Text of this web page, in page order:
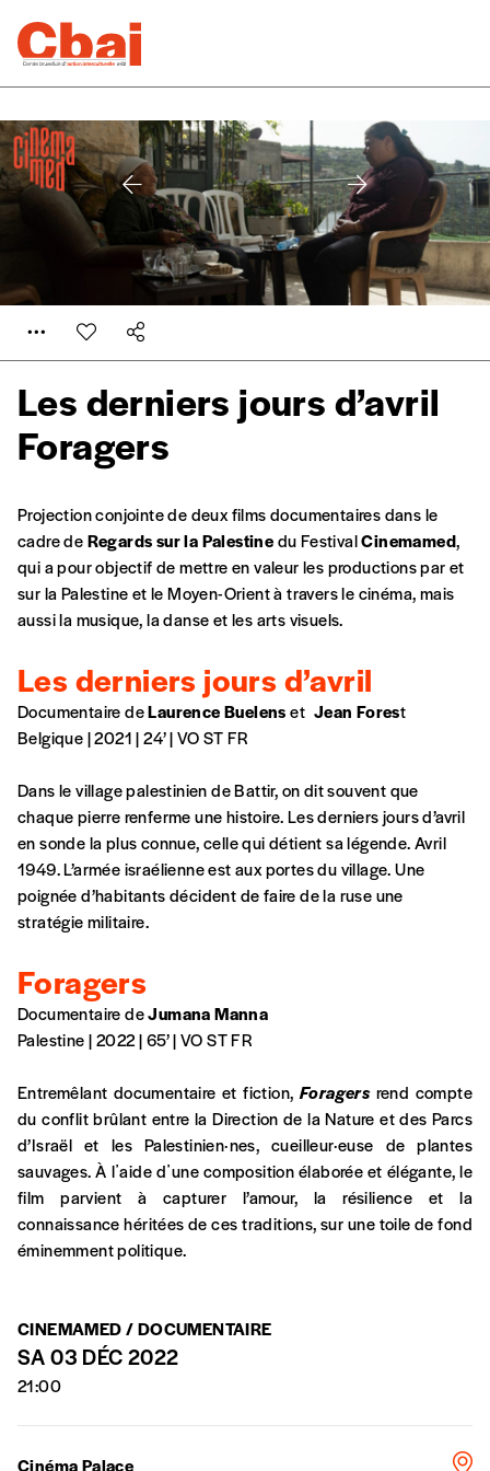
Les derniers jours d’avril
Foragers
Se connecter
CONNEXION
Formulaire de
A partir de 2021,Imag, le magazine de l’interculturel,
Le prix libre est un mode de fixation du prix par
pour lui de payer le prix qu’il estime juste. Dans
vous soutenez le travail de l’équipe de rédaction selon
Vous vous abonnez pour l’année civile en cours ou
Vous indiquez si vous souhaitez recevoir la revue en
Projection conjointe de deux films documentaires dans le
cadre deRegards sur la Palestinedu FestivalCinemamed,
qui a pour objectif de mettre en valeur les productions par et
sur la Palestine et le Moyen-Orient à travers le cinéma, mais
aussi la musique, la danse et les arts visuels.
Les derniers jours d’avril
Documentaire deLaurence Buelenset Jean Forest
Belgique | 2021 | 24’ | VO ST FR
Dans le village palestinien de Battir, on dit souvent que
chaque pierre renferme une histoire. Les derniers jours d’avril
en sonde la plus connue, celle qui détient sa légende. Avril
1949. L’armée israélienne est aux portes du village. Une
poignée d’habitants décident de faire de la ruse une
stratégie militaire.
Foragers
Documentaire deJumana Manna
Palestine | 2022 | 65’ | VO ST FR
Entremêlant documentaire et fiction,Foragersrend compte
du conflit brûlant entre la Direction de la Nature et des Parcs
d’Israël et les Palestinien·nes, cueilleur·euse de plantes
sauvages. À lʼaide dʼune composition élaborée et élégante, le
film parvient à capturer l’amour, la résilience et la
connaissance héritées de ces traditions, sur une toile de fond
éminemment politique.
CINEMAMED / DOCUMENTAIRE
SA 03 DÉC 2022
21:00
Cinéma Palace